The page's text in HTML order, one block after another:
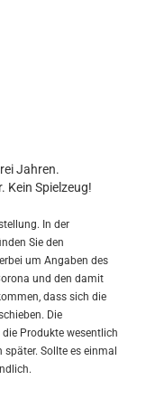
Jahren.
Kein Spielzeug!
In der
Sie den
um Angaben des
und den damit
dass sich die
Die
Produkte wesentlich
Sollte es einmal